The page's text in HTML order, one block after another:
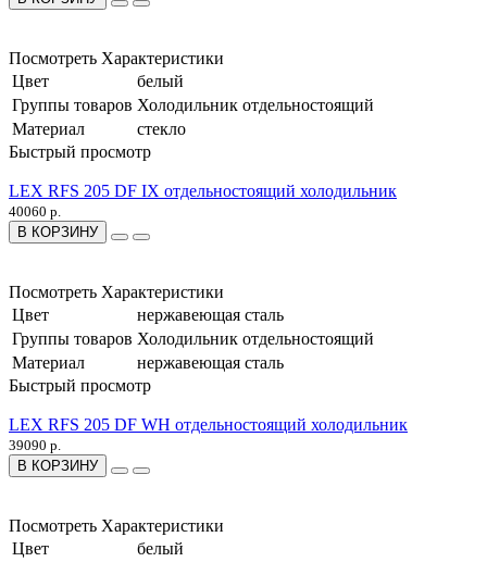
Посмотреть Характеристики
Цвет
белый
Группы товаров Холодильник отдельностоящий
Материал
стекло
Быстрый просмотр
LEX RFS 205 DF IX отдельностоящий холодильник
40060 р.
В КОРЗИНУ
Посмотреть Характеристики
Цвет
нержавеющая сталь
Группы товаров Холодильник отдельностоящий
Материал
нержавеющая сталь
Быстрый просмотр
LEX RFS 205 DF WH отдельностоящий холодильник
39090 р.
В КОРЗИНУ
Посмотреть Характеристики
Цвет
белый